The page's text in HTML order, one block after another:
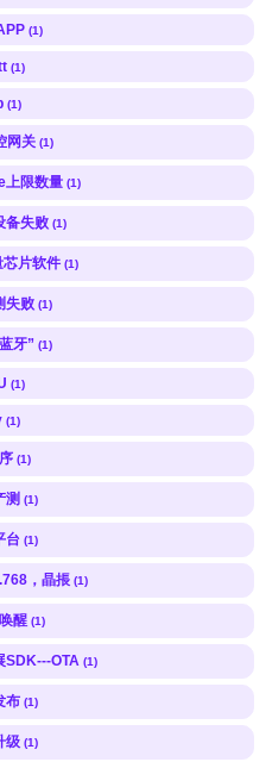
(1)
(1)
(1)
网关 (1)
上限数量 (1)
备失败 (1)
片软件 (1)
失败 (1)
牙” (1)
(1)
(1)
(1)
测 (1)
台 (1)
，晶掁 (1)
醒 (1)
SDK---OTA (1)
布 (1)
级 (1)